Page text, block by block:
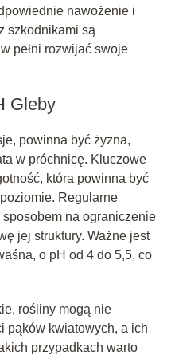
nawożenie i
szkodnikami są
pełni rozwijać swoje
Gleby
powinna być żyzna,
w próchnicę. Kluczowe
która powinna być
Regularne
na ograniczenie
jej struktury. Ważne jest
o pH od 4 do 5,5, co
rośliny mogą nie
pąków kwiatowych, a ich
przypadkach warto